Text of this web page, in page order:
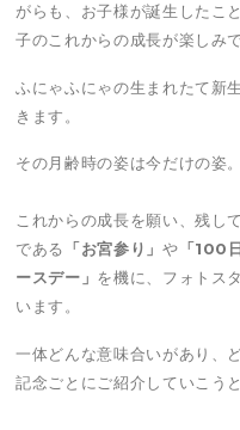
がらも、お子様が誕生したこ
子のこれからの成長が楽しみ
ふにゃふにゃの生まれたて新
きます。
その月齢時の姿は今だけの姿。
これからの成長を願い、残し
である 「お宮参り」 や 「100
ースデー」 を機に、フォトス
います。
一体どんな意味合いがあり、
記念ごとにご紹介していこう